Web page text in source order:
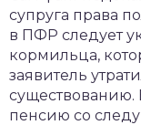
супруга права
в ПФР следует
кормильца,
заявитель
существованию.
пенсию со